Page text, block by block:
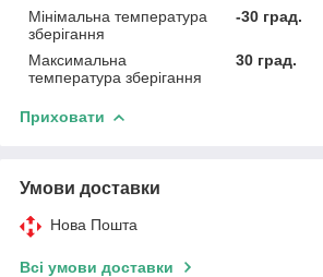
Мінімальна температура
зберігання
-30 град.
Максимальна
температура зберігання
30 град.
Приховати
Умови доставки
Нова Пошта
Всі умови доставки